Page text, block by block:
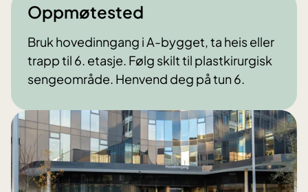
Oppmøtested
Bruk hovedinngang i A-bygget, ta heis eller
trapp til 6. etasje. Følg skilt til plastkirurgisk
sengeområde. Henvend deg på tun 6.